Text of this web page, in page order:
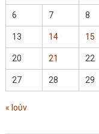
6 7 8
13 14 15
20 21 22
27 28 29
« Ιούν